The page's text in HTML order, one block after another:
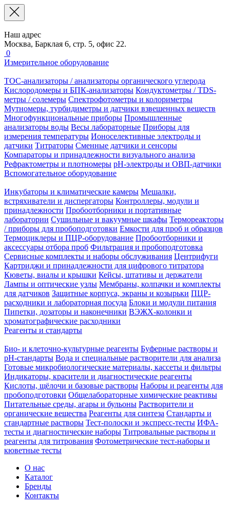
Наш адрес
Москва, Барклая 6, стр. 5, офис 22.
0
Измерительное оборудование
TOC-анализаторы / анализаторы органического углерода
Кислородомеры и БПК-анализаторы Кондуктометры / TDS-
метры / солемеры Спектрофотометры и колориметры
Мутномеры, турбидиметры и датчики взвешенных веществ
Многофункциональные приборы Промышленные
анализаторы воды Весы лабораторные Приборы для
измерения температуры Ионоселективные электроды и
датчики Титраторы Сменные датчики и сенсоры
Компараторы и принадлежности визуального анализа
Рефрактометры и плотномеры pH-электроды и ОВП-датчики
Вспомогательное оборудование
Инкубаторы и климатические камеры Мешалки,
встряхиватели и диспергаторы Контроллеры, модули и
принадлежности Пробоотборники и портативные
лаборатории Сушильные и вакуумные шкафы Термореакторы
/ приборы для пробоподготовки Емкости для проб и образцов
Термоциклеры и ПЦР-оборудование Пробоотборники и
аксессуары отбора проб Фильтрация и пробоподготовка
Сервисные комплекты и наборы обслуживания Центрифуги
Картриджи и принадлежности для цифрового титратора
Кюветы, виалы и крышки Кейсы, штативы и держатели
Лампы и оптические узлы Мембраны, колпачки и комплекты
для датчиков Защитные корпуса, экраны и козырьки ПЦР-
расходники и лабораторная посуда Блоки и модули питания
Пипетки, дозаторы и наконечники ВЭЖХ-колонки и
хроматографические расходники
Реагенты и стандарты
Био- и клеточно-культурные реагенты Буферные растворы и
pH-стандарты Вода и специальные растворители для анализа
Готовые микробиологические материалы, кассеты и фильтры
Индикаторы, красители и диагностические реагенты
Кислоты, щёлочи и базовые растворы Наборы и реагенты для
пробоподготовки Общелабораторные химические реактивы
Питательные среды, агары и бульоны Растворители и
органические вещества Реагенты для синтеза Стандарты и
стандартные растворы Тест-полоски и экспресс-тесты ИФА-
тесты и диагностические наборы Титровальные растворы и
реагенты для титрования Фотометрические тест-наборы и
кюветные тесты
О нас
Каталог
Бренды
Контакты